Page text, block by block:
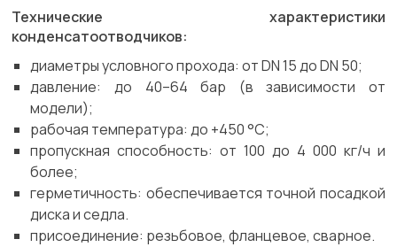
Технические характеристики
конденсатоотводчиков:
диаметры условного прохода: от DN 15 до DN 50;
давление: до 40–64 бар (в зависимости от
модели);
рабочая температура: до +450 °C;
пропускная способность: от 100 до 4 000 кг/ч и
более;
герметичность: обеспечивается точной посадкой
диска и седла.
присоединение: резьбовое, фланцевое, сварное.